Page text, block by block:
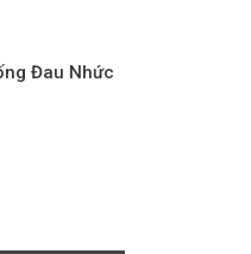
Đau Nhức